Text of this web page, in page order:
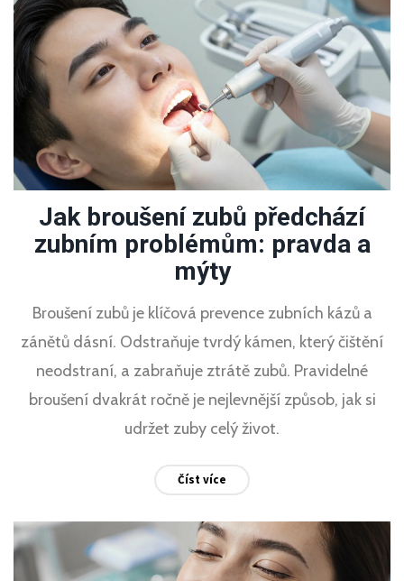
Jak broušení zubů předchází
zubním problémům: pravda a
mýty
Broušení zubů je klíčová prevence zubních kázů a
zánětů dásní. Odstraňuje tvrdý kámen, který čištění
neodstraní, a zabraňuje ztrátě zubů. Pravidelné
broušení dvakrát ročně je nejlevnější způsob, jak si
udržet zuby celý život.
Číst více